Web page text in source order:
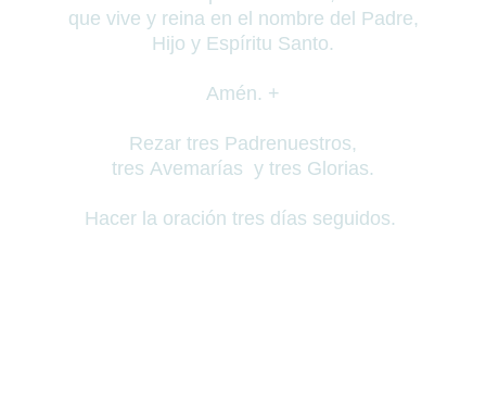
que vive y reina en el nombre del Padre,
Hijo y Espíritu Santo.
Amén. +
Rezar tres Padrenuestros,
tres Avemarías y tres Glorias.
Hacer la oración tres días seguidos.